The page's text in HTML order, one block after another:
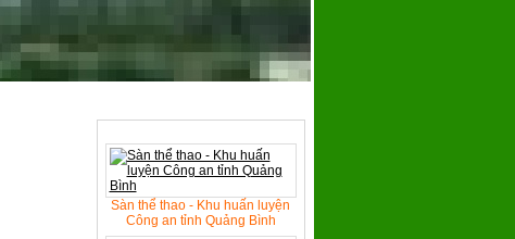
Sàn thể thao - Khu huấn luyện
Công an tỉnh Quảng Bình